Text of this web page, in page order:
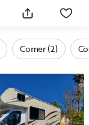
Comer (2)